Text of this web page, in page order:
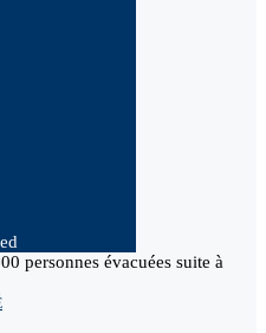
personnes évacuées suite à